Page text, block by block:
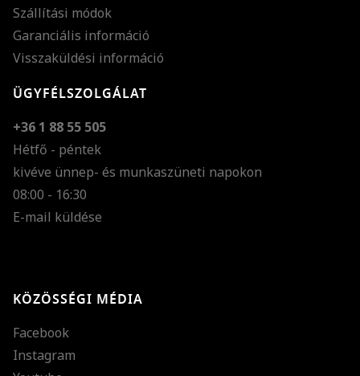
Szállítási módok
Garanciális információ
Visszaküldési információ
ÜGYFÉLSZOLGÁLAT
+36 1 88 55 505
Hétfő - péntek
kivéve ünnep- és munkaszüneti napokon
08:00 - 16:30
E-mail küldése
KÖZÖSSÉGI MÉDIA
Facebook
Instagram